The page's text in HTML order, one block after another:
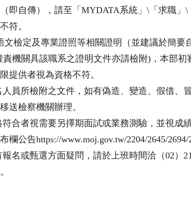
即自傳），請至「MYDATA系統」\「求職
符。
文檢定及專業證照等相關證明（並建議於簡
責機關具該職系之證明文件亦請檢附)，本部
提供者視為資格不符。
人員所檢附之文件，如有偽造、變造、假借
送檢察機關辦理。
符合者視需要另擇期面試或業務測驗，並視
欄公告https://www.moj.gov.tw/2204/2645/2694/
報名或甄選方面疑問，請於上班時間洽（02）